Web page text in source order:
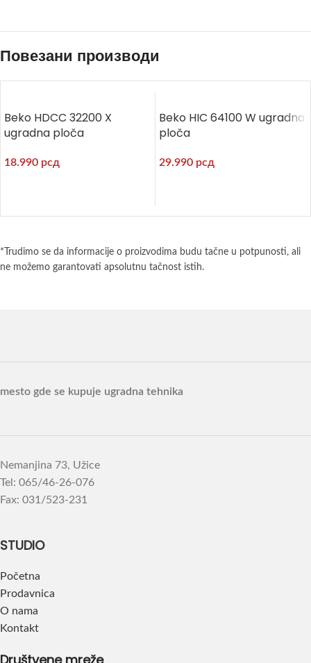
Повезани производи
Beko HDCC 32200 X
ugradna ploča
18.990 рсд
Beko HIC 64100 W ugradna
ploča
29.990 рсд
*Trudimo se da informacije o proizvodima budu tačne u potpunosti, ali
ne možemo garantovati apsolutnu tačnost istih.
mesto gde se kupuje ugradna tehnika
Nemanjina 73, Užice
Tel: 065/46-26-076
Fax: 031/523-231
STUDIO
Početna
Prodavnica
O nama
Kontakt
Društvene mreže